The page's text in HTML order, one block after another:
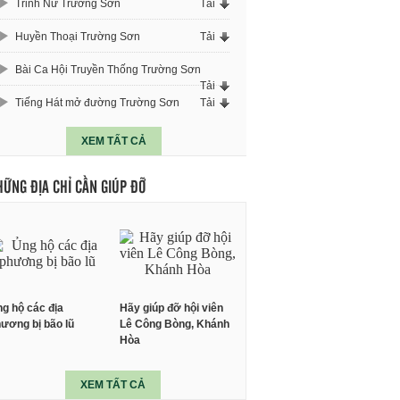
Trinh Nữ Trường Sơn Tải
Huyền Thoại Trường Sơn Tải
Bài Ca Hội Truyền Thống Trường Sơn
Tải
Tiếng Hát mở đường Trường Sơn
Tải
XEM TẤT CẢ
ĐỊA CHỈ CẦN GIÚP ĐỠ
hộ các địa
bị bão lũ
Hãy giúp đỡ hội viên
Lê Công Bòng, Khánh
Hòa
XEM TẤT CẢ